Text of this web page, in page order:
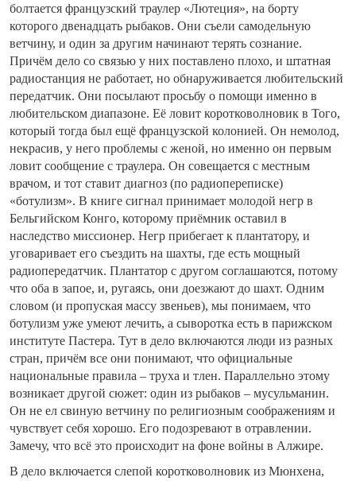
болтается французский траулер «Лютеция», на борту
которого двенадцать рыбаков. Они съели самодельную
ветчину, и один за другим начинают терять сознание.
Причём дело со связью у них поставлено плохо, и штатная
радиостанция не работает, но обнаруживается любительский
передатчик. Они посылают просьбу о помощи именно в
любительском диапазоне. Её ловит коротковолновик в Того,
который тогда был ещё французской колонией. Он немолод,
некрасив, у него проблемы с женой, но именно он первым
ловит сообщение с траулера. Он совещается с местным
врачом, и тот ставит диагноз (по радиопереписке)
«ботулизм». В книге сигнал принимает молодой негр в
Бельгийском Конго, которому приёмник оставил в
наследство миссионер. Негр прибегает к плантатору, и
уговаривает его съездить на шахты, где есть мощный
радиопередатчик. Плантатор с другом соглашаются, потому
что оба в запое, и, ругаясь, они доезжают до шахт. Одним
словом (и пропуская массу звеньев), мы понимаем, что
ботулизм уже умеют лечить, а сыворотка есть в парижском
институте Пастера. Тут в дело включаются люди из разных
стран, причём все они понимают, что официальные
национальные правила – труха и тлен. Параллельно этому
возникает другой сюжет: один из рыбаков – мусульманин.
Он не ел свиную ветчину по религиозным соображениям и
чувствует себя хорошо. Его подозревают в отравлении.
Замечу, что всё это происходит на фоне войны в Алжире.
В дело включается слепой коротковолновик из Мюнхена,